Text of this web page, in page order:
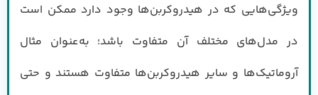
ویژگی‌هایی که در هیدروکربن‌ها وجود دارد ممکن است
در مدل‌های مختلف آن متفاوت باشد؛ به‌عنوان مثال
آروماتیک‌ها و سایر هیدروکربن‌ها متفاوت هستند و حتی